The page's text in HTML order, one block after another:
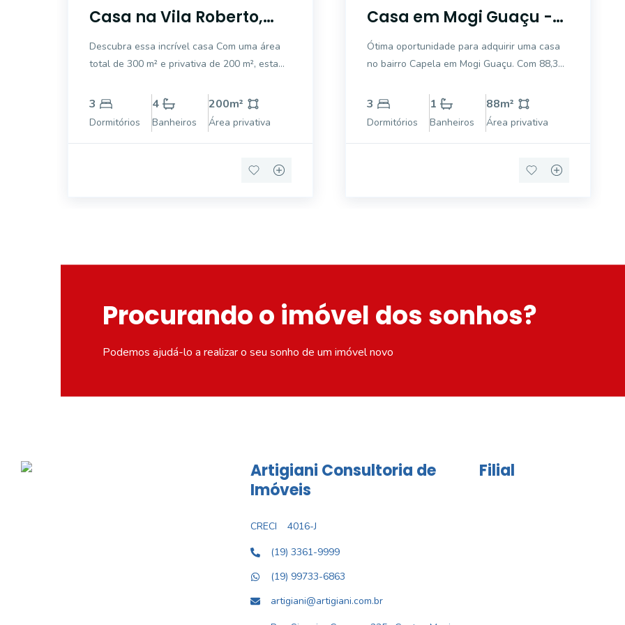
Casa na Vila Roberto,
Mogi Guaçu.
Descubra essa incrível casa Com uma área
total de 300 m² e privativa de 200 m², esta
conforto e lazer. Com 3 dormitórios, sendo 2
suítes, ideal para acomodar toda a família. A
casa conta com 2 vagas de garagem
3
Dormitórios
4
Banheiros
200m²
Área privativa
Casa em Mogi Guaçu -
Capela à venda
Ótima oportunidade para adquirir uma casa
no bairro Capela em Mogi Guaçu. Com 88,3
total de 265,3 m², este imóvel é perfeito para
quem busca conforto e espaço. Localizado
em uma região tranquila e acessível, a pr
3
Dormitórios
1
Banheiros
88m²
Área privativa
Procurando o imóvel dos sonhos?
Podemos ajudá-lo a realizar o seu sonho de um imóvel novo
Artigiani Consultoria de
Imóveis
CRECI
4016-J
(19) 3361-9999
(19) 99733-6863
artigiani@artigiani.com.br
Filial